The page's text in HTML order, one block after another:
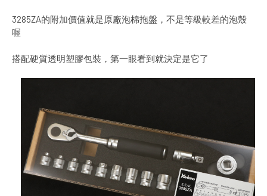
3285ZA的附加價值就是原廠泡棉拖盤，不是等級較差的泡殼
喔
搭配硬質透明塑膠包裝，第一眼看到就決定是它了